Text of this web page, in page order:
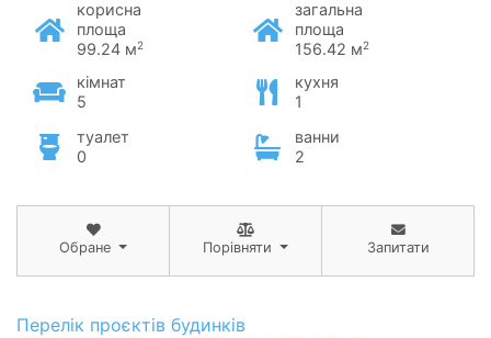
корисна
площа
99.24 м2
загальна
площа
156.42 м2
кімнат
5
кухня
1
туалет
0
ванни
2
Обране Порівняти Запитати
Перелік проєктів будинків